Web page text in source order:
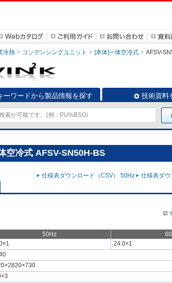
冷熱 コンデンシングユニット [本体]一体空冷式 AFSV-
ーワードから製品情報を探す 技術資料
空冷式 AFSV-SN50H-BS
仕様表ダウンロード（CSV） 50Hz 仕様表ダ
50Hz
24.0×1